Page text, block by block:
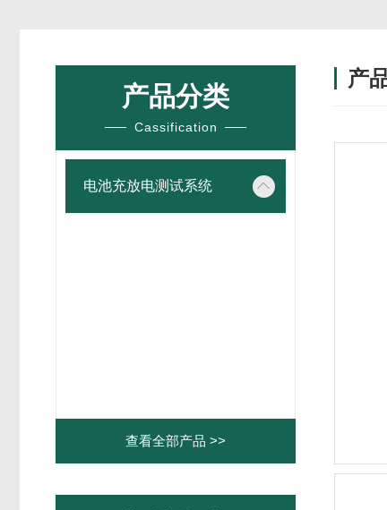
产品分类
Cassification
电池充放电测试系统
查看全部产品 >>
产